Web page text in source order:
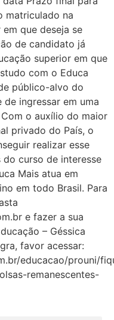
matriculado na
que deseja se
de candidato já
superior em que
com o Educa
público-alvo do
ingressar em uma
o auxílio do maior
privado do País, o
realizar esse
do curso de interesse
Mais atua em
em todo Brasil. Para
e fazer a sua
– Géssica
favor acessar:
educacao/prouni/
remanescentes-